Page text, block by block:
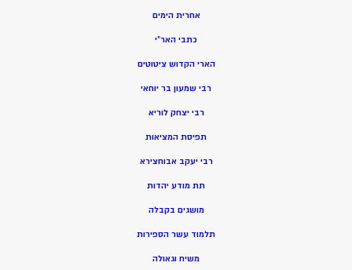
אחרית הימים
כתבי האר”י
הארי הקדוש ציטוטים
רבי שמעון בר יוחאי
רבי יצחק לוריא
תפיסת המציאות
רבי יעקב אבוחצירא
תת מודע יהדות
מושגים בקבלה
תלמוד עשר הספירות
משיח וגאולה